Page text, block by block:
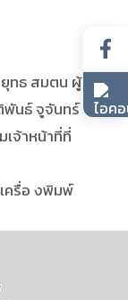
ยุทธ สมตน ผู้
พันธ์ จูจันทร์
จ้าหน้าที่ที่
ครื่อ งพิมพ์